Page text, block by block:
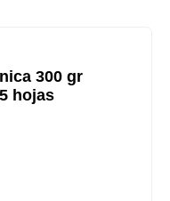
300 gr
hojas